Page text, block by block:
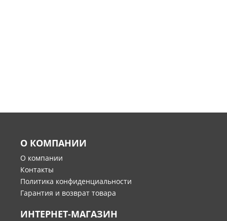
О КОМПАНИИ
О компании
Контакты
Политика конфиденциальности
Гарантия и возврат товара
ИНТЕРНЕТ-МАГАЗИН